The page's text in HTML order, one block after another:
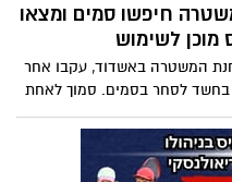
ומכשירי זיוף
חיפשו סמים ומצאו
מוכן לשימוש
המשטרה באשדוד, עקבו אחר
בחשד לסחר בסמים. סמוך לאחת
בעיר, החביא החשוד שקית
זינקו עליו ועצרו אותו,
רימון רסס מוכן לשימוש